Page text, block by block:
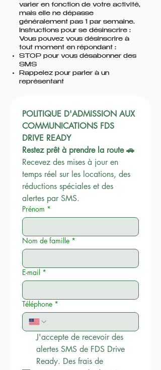
varier en fonction de votre activité,
mais elle ne dépasse
généralement pas 1 par semaine.
Instructions pour se désinscrire :
Vous pouvez vous désinscrire à
tout moment en répondant :
STOP pour vous désabonner des
SMS
Rappelez pour parler à un
représentant
POLITIQUE D'ADMISSION AUX
COMMUNICATIONS FDS
DRIVE READY
Restez prêt à prendre la route 🚗
Recevez des mises à jour en
temps réel sur les locations, des
réductions spéciales et des
alertes par SMS.
Prénom *
Nom de famille *
E-mail *
Téléphone *
J'accepte de recevoir des
alertes SMS de FDS Drive
Ready. Des frais de